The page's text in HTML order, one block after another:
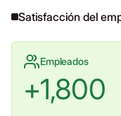
Satisfacción del
Empleados
+1,800